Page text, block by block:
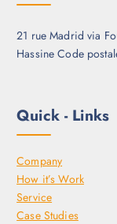
21 rue Madrid via
Hassine Code
Quick - Links
Company
How it’s Work
Service
Case Studies